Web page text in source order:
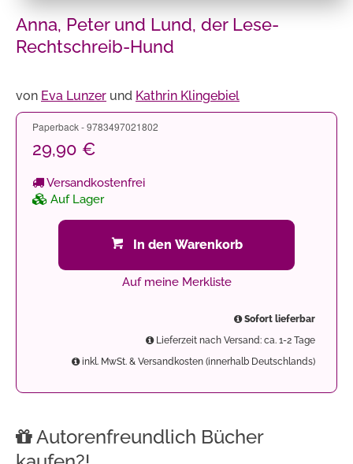
Anna, Peter und Lund, der Lese-
Rechtschreib-Hund
von Eva Lunzer und Kathrin Klingebiel
Paperback - 9783497021802
29,90 €
Versandkostenfrei
Auf Lager
In den Warenkorb
Auf meine Merkliste
Sofort lieferbar
Lieferzeit nach Versand: ca. 1-2 Tage
inkl. MwSt. & Versandkosten (innerhalb Deutschlands)
Autorenfreundlich Bücher